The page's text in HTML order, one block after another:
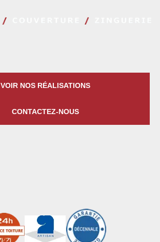
VOIR NOS RÉALISATIONS
CONTACTEZ-NOUS